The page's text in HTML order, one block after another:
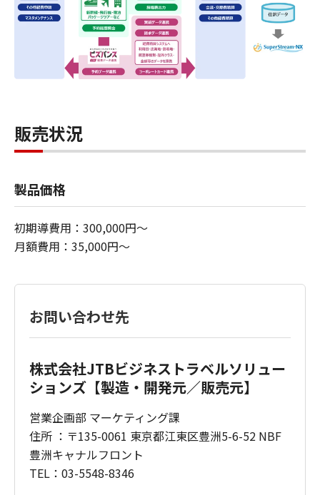
販売状況
製品価格
初期導費用：300,000円～
月額費用：35,000円～
お問い合わせ先
株式会社JTBビジネストラベルソリュー
ションズ【製造・開発元／販売元】
営業企画部 マーケティング課
住所 ：〒135-0061 東京都江東区豊洲5-6-52 NBF
豊洲キャナルフロント
TEL：03-5548-8346